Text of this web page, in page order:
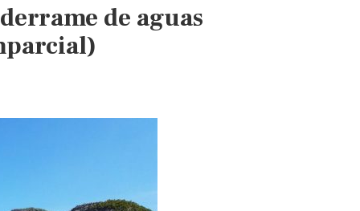
la
colonia
Vigía)
de aguas